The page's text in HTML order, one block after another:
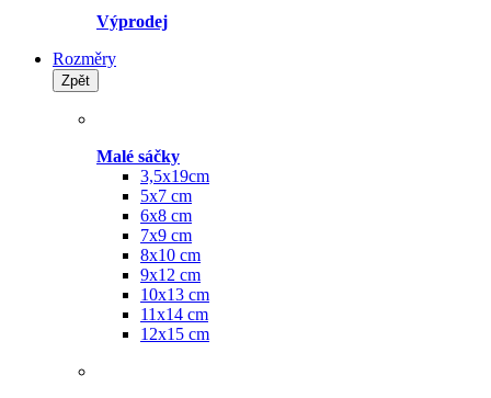
Výprodej
Rozměry
Zpět
Malé sáčky
3,5x19cm
5x7 cm
6x8 cm
7x9 cm
8x10 cm
9x12 cm
10x13 cm
11x14 cm
12x15 cm